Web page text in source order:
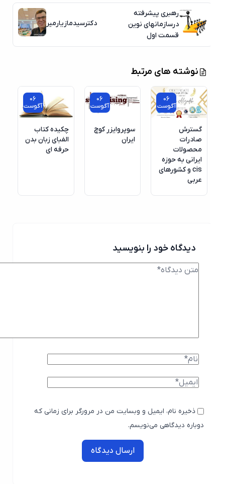
رهبری پیشرفته
درسازمانهای نوین
قسمت اول
دکترسیدمازیارمیر
نوشته های مرتبط
06
آگوست
گسترش
صادرات
محصولات
ایرانی به حوزه
cis و کشورهای
06
آگوست
سوپروایزر کوچ
آگوست
چکیده کتاب
الفبای زبان بدن
حرفه ای
دیدگاه خود را بنویسید
ذخیره نام، ایمیل و وبسایت من در مرورگر برای زمانی که
دوباره دیدگاهی می‌نویسم.
ارسال دیدگاه